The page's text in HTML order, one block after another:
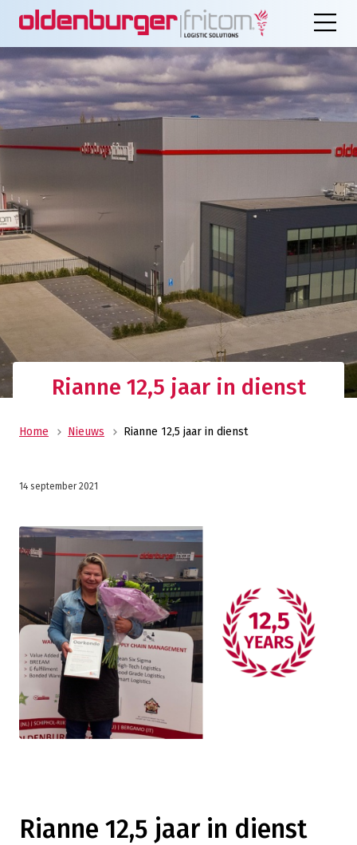
Rianne 12,5 jaar in dienst
Home Nieuws Rianne 12,5 jaar in dienst
14 september 2021
Rianne 12,5 jaar in dienst